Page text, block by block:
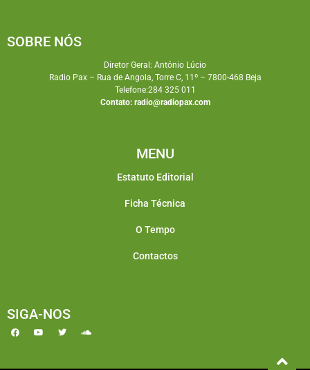
SOBRE NÓS
Diretor Geral: António Lúcio
Radio Pax – Rua de Angola, Torre C, 11º – 7800-468 Beja
Telefone:284 325 011
Contato: radio@radiopax.com
SIGA-NOS
MENU
Estatuto Editorial
Ficha Técnica
O Tempo
Contactos